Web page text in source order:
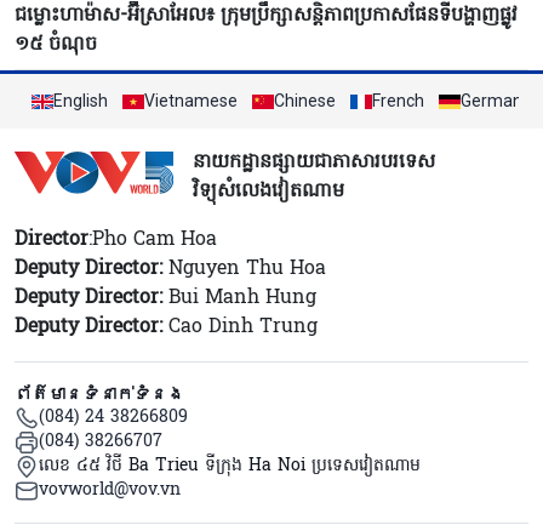
ជម្លោះហាម៉ាស-អ៊ីស្រាអែល៖ ក្រុមប្រឹក្សាសន្តិភាពប្រកាសផែនទីបង្ហាញផ្លូវ
១៥ ចំណុច
English Vietnamese Chinese French German
នាយកដ្ឋានផ្សាយជាភាសារបរទេស
វិទ្យុសំលេងវៀតណាម
Director:Pho Cam Hoa
Deputy Director:Nguyen Thu Hoa
Deputy Director:Bui Manh Hung
Deputy Director:Cao Dinh Trung
ព័ត៌មានទំនាក់ទំនង
(084) 24 38266809
(084) 38266707
លេខ ៤៥ វិថី Ba Trieu ទីក្រុង Ha Noi ប្រទេសវៀតណាម
vovworld@vov.vn